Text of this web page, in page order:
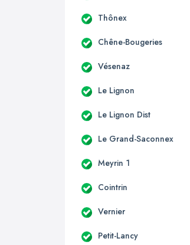
Thônex
Chêne-Bougeries
Vésenaz
Le Lignon
Le Lignon Dist
Le Grand-Saconnex
Meyrin 1
Cointrin
Vernier
Petit-Lancy